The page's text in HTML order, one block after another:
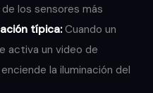
de los sensores más
típica:Cuando un
activa un video de
la iluminación del